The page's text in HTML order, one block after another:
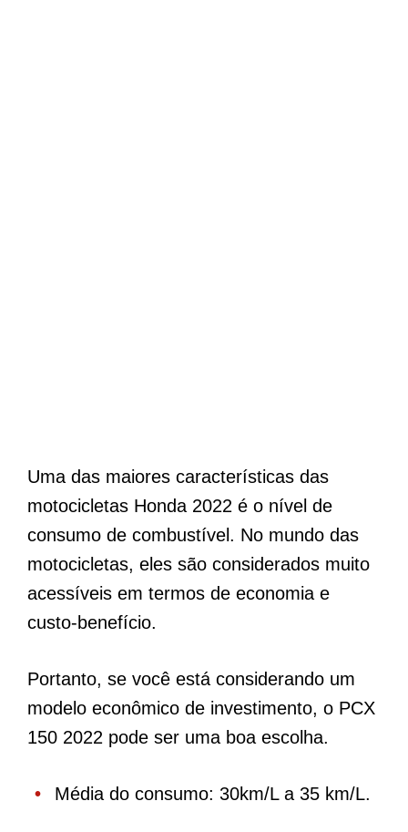
Uma das maiores características das
motocicletas Honda 2022 é o nível de
consumo de combustível. No mundo das
motocicletas, eles são considerados muito
acessíveis em termos de economia e
custo-benefício.
Portanto, se você está considerando um
modelo econômico de investimento, o PCX
150 2022 pode ser uma boa escolha.
Média do consumo: 30km/L a 35 km/L.